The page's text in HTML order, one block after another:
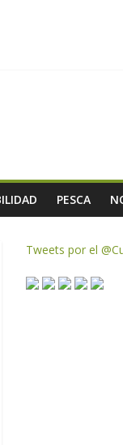
meteorológicas y
oliva para la
PESCA
Tweets por el